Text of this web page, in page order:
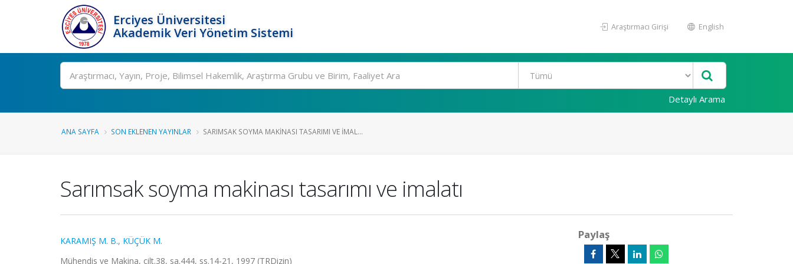
Erciyes Üniversitesi
Akademik Veri Yönetim Sistemi
Araştırmacı Girişi English
Ara
Detaylı Arama
ANA SAYFA SON EKLENEN YAYINLAR SARIMSAK SOYMA MAKINASI TASARIMI VE IMAL...
Sarımsak soyma makinası tasarımı ve imalatı
KARAMIŞ M. B., KÜÇÜK M.
Mühendis ve Makina, cilt.38, sa.444, ss.14-21, 1997 (TRDizin)
Paylaş